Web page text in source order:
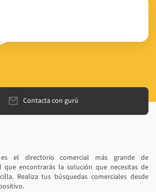
Contacta con gurú
es el directorio comercial más grande de
que encontrarás la solución que necesitas de
Realiza tus búsquedas comerciales desde